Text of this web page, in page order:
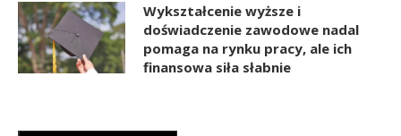
Wykształcenie wyższe i
doświadczenie zawodowe nadal
pomaga na rynku pracy, ale ich
finansowa siła słabnie